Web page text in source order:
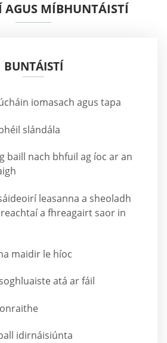
AGUS MÍBHUNTÁISTÍ
BUNTÁISTÍ
iomasach agus tapa
slándála
baill nach bhfuil ag íoc ar an
leasanna a sheoladh
a fhreagairt saor in
maidir le híoc
atá ar fáil
idirnáisiúnta